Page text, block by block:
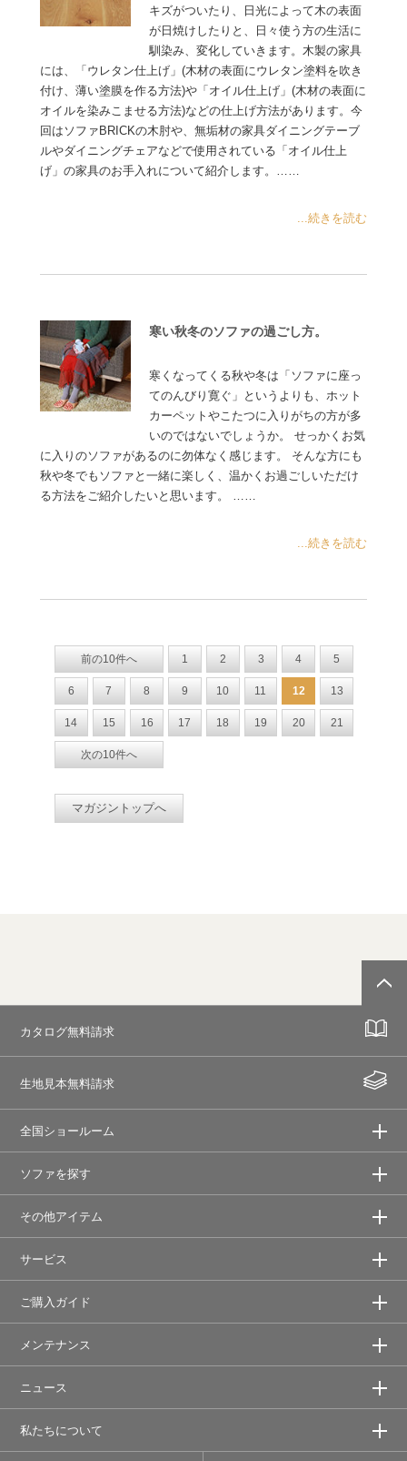
キズがついたり、日光によって木の表面
が日焼けしたりと、日々使う方の生活に
馴染み、変化していきます。木製の家具
には、「ウレタン仕上げ」(木材の表面にウレタン塗料を吹き
付け、薄い塗膜を作る方法)や「オイル仕上げ」(木材の表面に
オイルを染みこませる方法)などの仕上げ方法があります。今
回はソファBRICKの木肘や、無垢材の家具ダイニングテーブ
ルやダイニングチェアなどで使用されている「オイル仕上
げ」の家具のお手入れについて紹介します。……
...続きを読む
寒い秋冬のソファの過ごし方。
寒くなってくる秋や冬は「ソファに座っ
てのんびり寛ぐ」というよりも、ホット
カーペットやこたつに入りがちの方が多
いのではないでしょうか。 せっかくお気
に入りのソファがあるのに勿体なく感じます。 そんな方にも
秋や冬でもソファと一緒に楽しく、温かくお過ごしいただけ
る方法をご紹介したいと思います。 ……
...続きを読む
前の10件へ 1 2 3 4 5
6 7 8 9 10 11 12 13
14 15 16 17 18 19 20 21
次の10件へ
マガジントップへ
カタログ無料請求
生地見本無料請求
全国ショールーム
ソファを探す
その他アイテム
サービス
ご購入ガイド
メンテナンス
ニュース
私たちについて